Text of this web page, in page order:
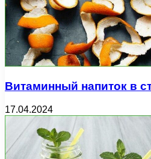
Витаминный напиток в
17.04.2024